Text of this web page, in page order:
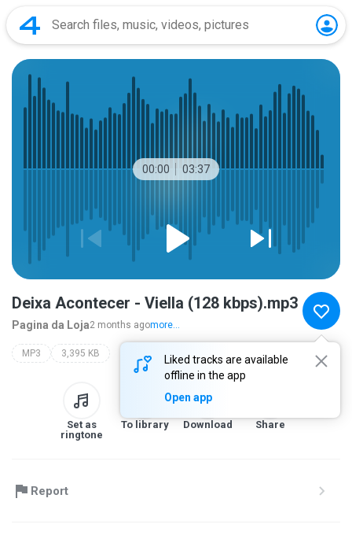
00:00 03:37
Liked tracks are available
offline in the app
Open app
Deixa Acontecer - Viella (128 kbps).mp3
Pagina da Loja2 months agomore...
MP3 3,395 KB
Set as
ringtone
To library Download Share
Report